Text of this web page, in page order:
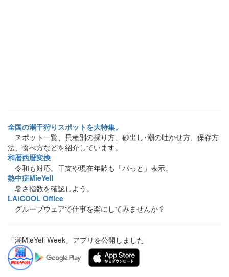
全国の潮干狩りスポットを大特集。
スポット一覧、貝種別の採り方、砂出し･潮の吐かせ方、保存方
法、食べ方などを紹介しています。
和暦西暦変換
令和も対応。干支や現在年齢も「パっと」表示。
熱中症MieYell
暑さ指数を確認しよう。
LA!COOL Office
グループウェアで仕事を楽にしてみませんか？
「潮MieYell Week」アプリを公開しました